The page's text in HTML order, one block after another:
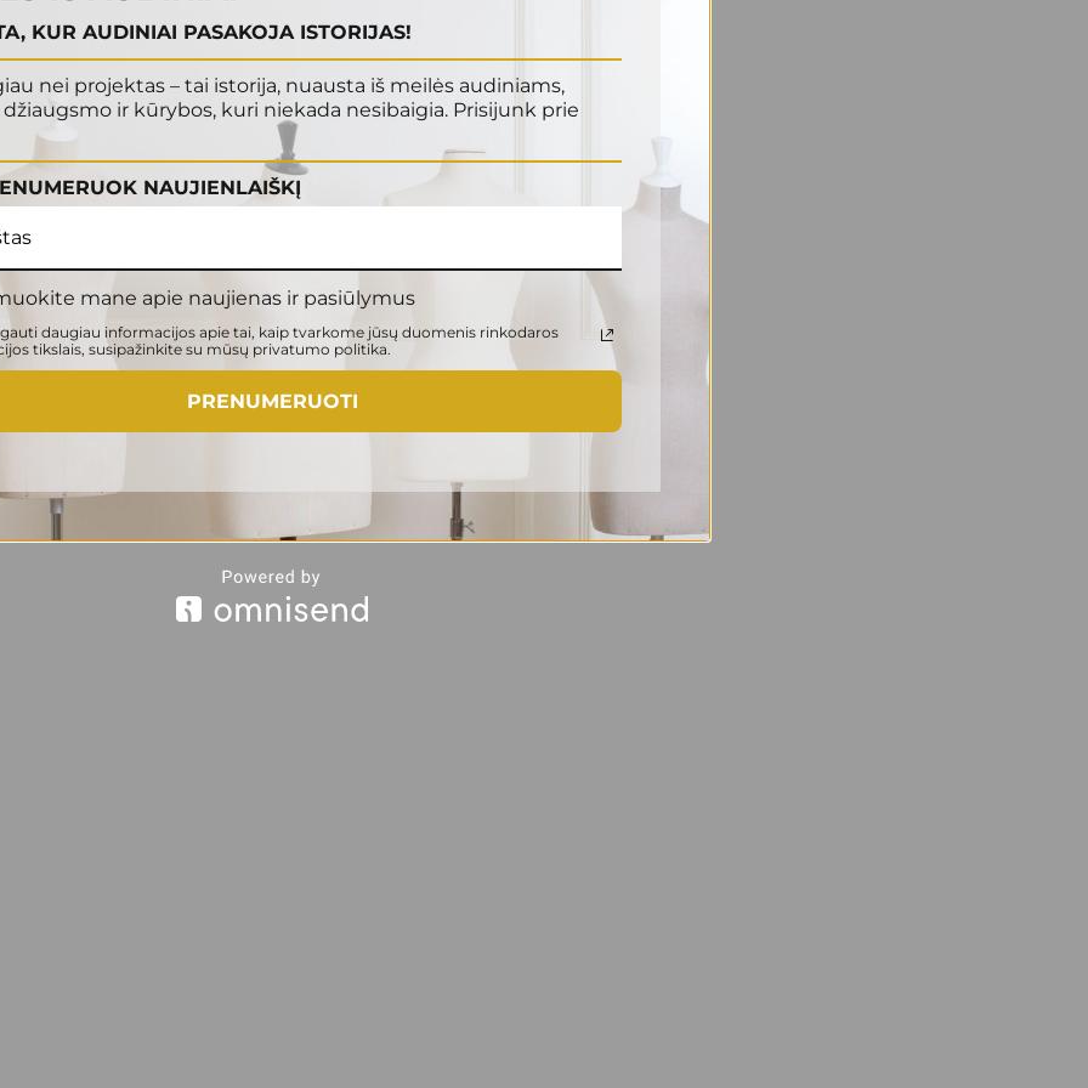
KUR AUDINIAI PASAKOJA ISTORIJAS!
nei projektas – tai istorija, nuausta iš meilės audiniams,
ir kūrybos, kuri niekada nesibaigia. Prisijunk prie
NAUJIENLAIŠKĮ
mane apie naujienas ir pasiūlymus
daugiau informacijos apie tai, kaip tvarkome jūsų duomenis rinkodaros
tikslais, susipažinkite su mūsų privatumo politika.
PRENUMERUOTI